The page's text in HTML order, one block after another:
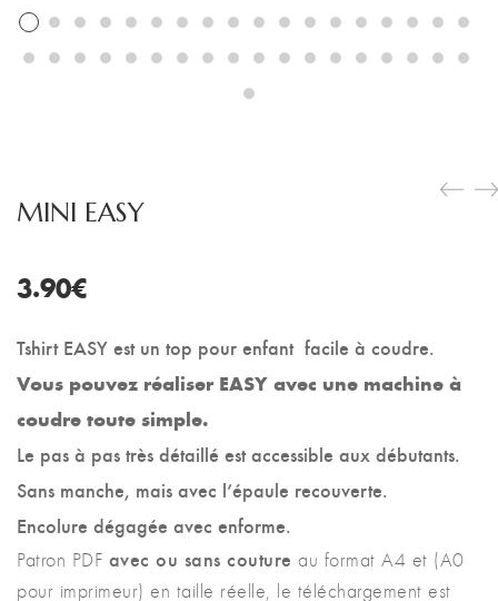
MINI EASY
3.90€
Tshirt EASY est un top pour enfant facile à coudre.
Vous pouvez réaliser EASY avec une machine à
coudre toute simple.
Le pas à pas très détaillé est accessible aux débutants.
Sans manche, mais avec l’épaule recouverte.
Encolure dégagée avec enforme.
Patron PDF avec ou sans couture au format A4 et (A0
pour imprimeur) en taille réelle, le téléchargement est